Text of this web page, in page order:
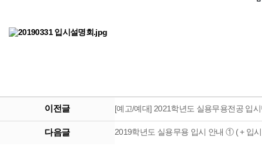
이전글 [예고/예대] 2021학년도 실용무용전공 입
다음글 2019학년도 실용무용 입시 안내 ① ( + 입